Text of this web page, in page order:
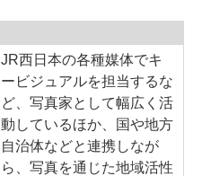
JR西日本の各種媒体でキ
ービジュアルを担当するな
ど、写真家として幅広く活
動しているほか、国や地方
自治体などと連携しなが
ら、写真を通じた地域活性